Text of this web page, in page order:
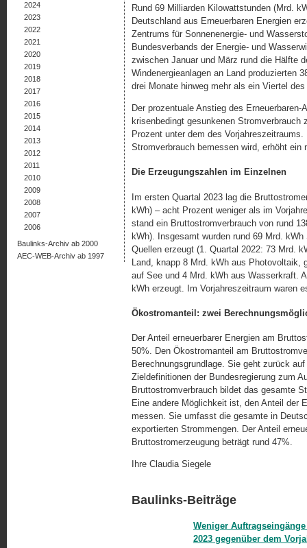
Rund 69 Milliarden Kilowattstunden (Mrd.
Deutschland aus Erneuerbaren Energien
Zentrums für Sonnenenergie- und
Bundesverbands der Energie- und
zwischen Januar und März rund die Hälfte
Windenergieanlagen an Land produzierten
drei Monate hinweg mehr als ein Viertel
Der prozentuale Anstieg des
krisenbedingt gesunkenen
Prozent unter dem des
Stromverbrauch bemessen wird, erhöht ein
Die Erzeugungszahlen im Einzelnen
Im ersten Quartal 2023 lag die
kWh) – acht Prozent weniger als im
stand ein Bruttostromverbrauch von rund
kWh). Insgesamt wurden rund 69 Mrd.
Quellen erzeugt (1. Quartal 2022: 73 Mrd.
Land, knapp 8 Mrd. kWh aus Photovoltaik,
auf See und 4 Mrd. kWh aus Wasserkraft.
kWh erzeugt. Im Vorjahreszeitraum waren
Ökostromanteil: zwei
Der Anteil erneuerbarer Energien am
50%. Den Ökostromanteil am
Berechnungsgrundlage. Sie geht zurück
Zieldefinitionen der Bundesregierung zum
Bruttostromverbrauch bildet das gesamte
Eine andere Möglichkeit ist, den Anteil der
messen. Sie umfasst die gesamte in
exportierten Strommengen. Der Anteil
Bruttostromerzeugung beträgt rund 47%.
Ihre Claudia Siegele
Baulinks-Beiträge
Weniger
2023 gegenüber dem
2024
2023
2022
2021
2020
2019
2018
2017
2016
2015
2014
2013
2012
2011
2010
2009
2008
2007
2006
Baulinks-Archiv ab 2000
AEC-WEB-Archiv ab 1997